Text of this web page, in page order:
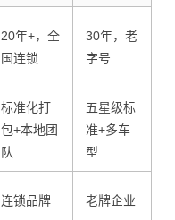
20年+，全
国连锁
30年，老
字号
标准化打
包+本地团
队
五星级标
准+多车
型
连锁品牌 老牌企业